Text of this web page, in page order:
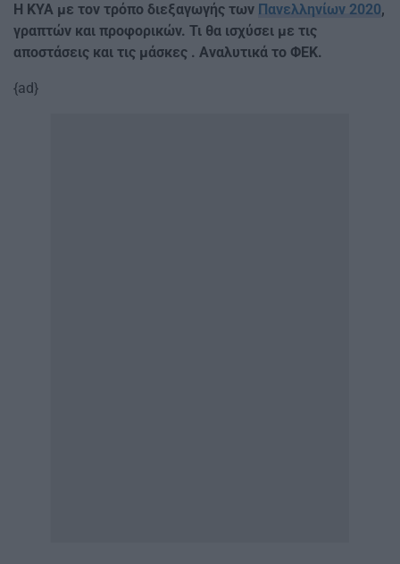
Η ΚΥΑ με τον τρόπο διεξαγωγής των Πανελληνίων 2020,
γραπτών και προφορικών. Τι θα ισχύσει με τις
αποστάσεις και τις μάσκες . Αναλυτικά το ΦΕΚ.
{ad}